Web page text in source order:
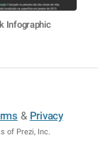
Infographic
& Privacy
of Prezi, Inc.